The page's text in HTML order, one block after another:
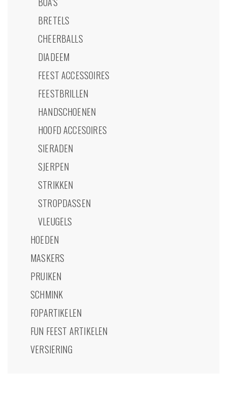
BRETELS
CHEERBALLS
DIADEEM
FEEST ACCESSOIRES
FEESTBRILLEN
HANDSCHOENEN
HOOFD ACCESOIRES
SIERADEN
SJERPEN
STRIKKEN
STROPDASSEN
VLEUGELS
HOEDEN
MASKERS
PRUIKEN
SCHMINK
FOPARTIKELEN
FUN FEEST ARTIKELEN
VERSIERING